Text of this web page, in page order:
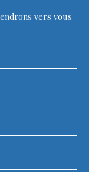
vers vous